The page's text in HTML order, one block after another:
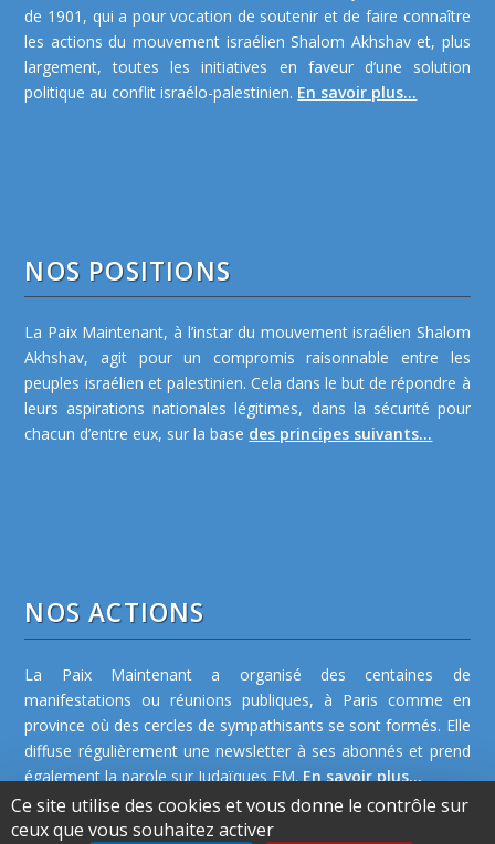
de 1901, qui a pour vocation de soutenir et de faire connaître
les actions du mouvement israélien Shalom Akhshav et, plus
largement, toutes les initiatives en faveur d’une solution
politique au conflit israélo-palestinien. En savoir plus...
NOS POSITIONS
La Paix Maintenant, à l’instar du mouvement israélien Shalom
Akhshav, agit pour un compromis raisonnable entre les
peuples israélien et palestinien. Cela dans le but de répondre à
leurs aspirations nationales légitimes, dans la sécurité pour
chacun d’entre eux, sur la base des principes suivants...
NOS ACTIONS
La Paix Maintenant a organisé des centaines de
manifestations ou réunions publiques, à Paris comme en
province où des cercles de sympathisants se sont formés. Elle
diffuse régulièrement une newsletter à ses abonnés et prend
également la parole sur Judaïques FM. En savoir plus...
Ce site utilise des cookies et vous donne le contrôle sur
ceux que vous souhaitez activer